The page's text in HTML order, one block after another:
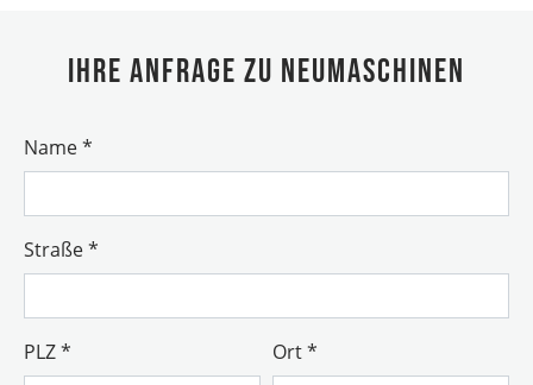
Ihre Anfrage zu Neumaschinen
Name*
Straße*
PLZ* Ort*